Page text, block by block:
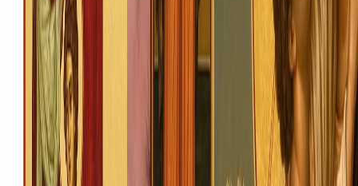
Designed by ROOM SIXTY NINE